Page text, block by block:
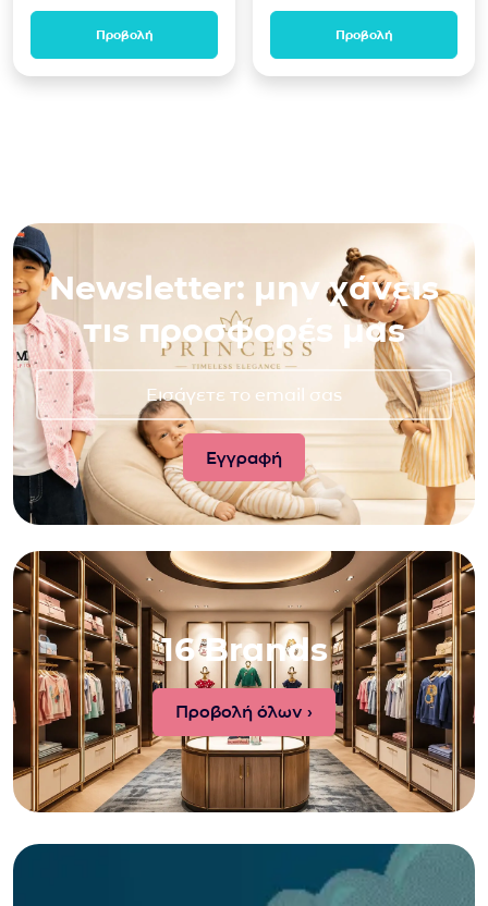
Προβολή Προβολή
Newsletter: μην χάνεις
τις προσφορές μας
16 Brands
Προβολή όλων ›